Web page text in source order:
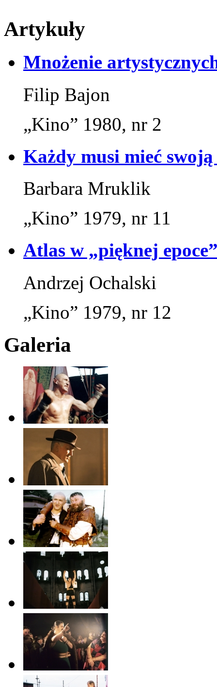
Artykuły
Mnożenie
Filip Bajon
„Kino” 1980, nr 2
Każdy musi mieć
Barbara Mruklik
„Kino” 1979, nr 11
Atlas w „pięknej
Andrzej Ochalski
„Kino” 1979, nr 12
Galeria